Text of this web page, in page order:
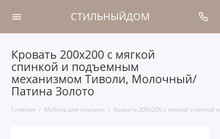
СТИЛЬНЫЙДОМ
Кровать 200x200 с мягкой
спинкой и подъемным
механизмом Тиволи, Молочный/
Патина Золото
Главная Мебель для спальни Кровать 200x200 с мягкой